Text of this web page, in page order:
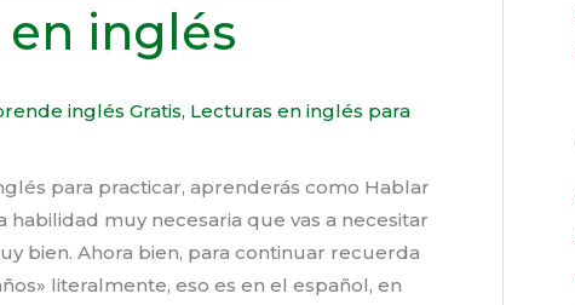
inglés
inglés Gratis, Lecturas en inglés para
para practicar, aprenderás como Hablar
muy necesaria que vas a necesitar
bien. Ahora bien, para continuar recuerda
literalmente, eso es en el español, en